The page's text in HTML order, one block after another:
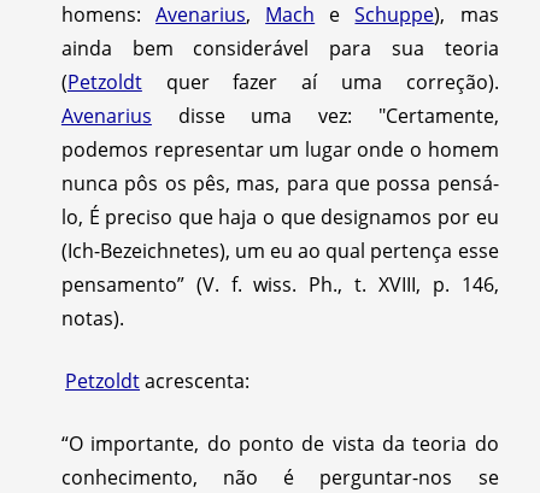
homens:Avenarius, Mach eSchuppe), mas
ainda bem considerável para sua teoria
(Petzoldtquer fazer aí uma correção).
Avenarius disse uma vez: "Certamente,
podemos representar um lugar onde o homem
nunca pôs os pês, mas, para que possa pensá-
lo, É preciso que haja o que designamos por eu
(Ich-Bezeichnetes), um eu ao qual pertença esse
pensamento” (V. f. wiss. Ph., t. XVIII, p. 146,
notas).
Petzoldtacrescenta:
“O importante, do ponto de vista da teoria do
conhecimento, não é perguntar-nos se